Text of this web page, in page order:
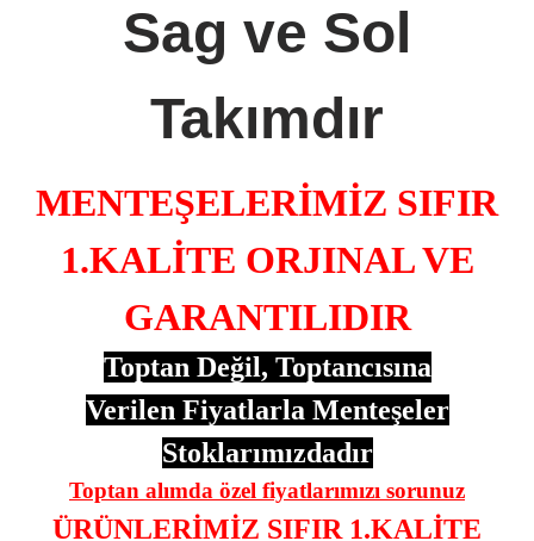
Sag ve Sol
Takımdır
MENTEŞELERİMİZ SIFIR
1.KALİTE ORJINAL VE
GARANTILIDIR
Toptan Değil, Toptancısına
Verilen Fiyatlarla Menteşeler
Stoklarımızdadır
Toptan alımda özel fiyatlarımızı sorunuz
ÜRÜNLERİMİZ SIFIR 1.KALİTE